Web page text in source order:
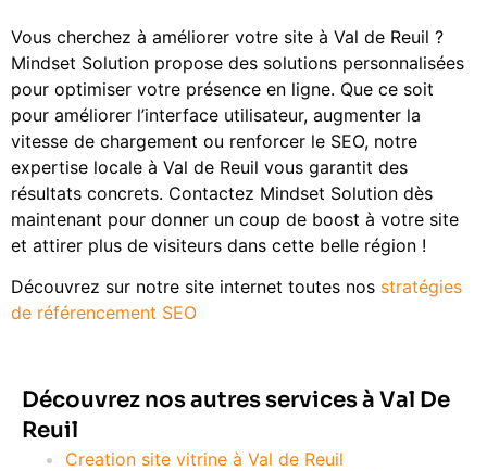
Vous cherchez à améliorer votre site à Val de Reuil ?
Mindset Solution propose des solutions personnalisées
pour optimiser votre présence en ligne. Que ce soit
pour améliorer l’interface utilisateur, augmenter la
vitesse de chargement ou renforcer le SEO, notre
expertise locale à Val de Reuil vous garantit des
résultats concrets. Contactez Mindset Solution dès
maintenant pour donner un coup de boost à votre site
et attirer plus de visiteurs dans cette belle région !
Découvrez sur notre site internet toutes nos stratégies
de référencement SEO
Découvrez nos autres services à Val De
Reuil
Creation site vitrine à Val de Reuil